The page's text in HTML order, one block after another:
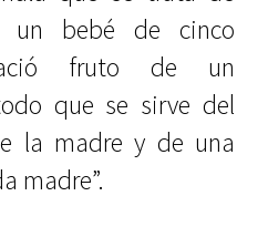
un bebé de cinco
fruto de un
que se sirve del
la madre y de una
madre”.